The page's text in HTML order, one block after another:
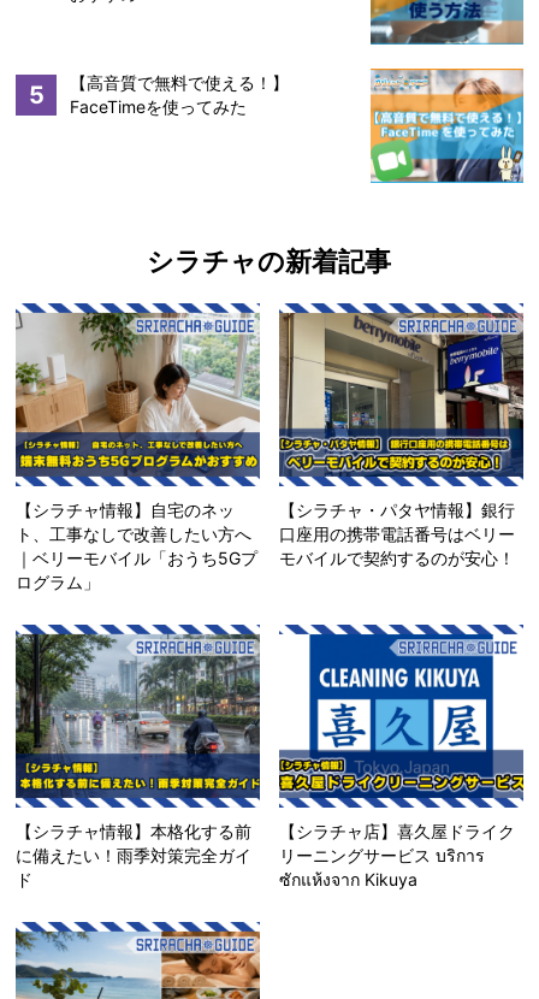
5
【高音質で無料で使える！】
FaceTimeを使ってみた
シラチャの新着記事
【シラチャ情報】自宅のネッ
ト、工事なしで改善したい方へ
｜ベリーモバイル「おうち5Gプ
ログラム」
【シラチャ・パタヤ情報】銀行
口座用の携帯電話番号はベリー
モバイルで契約するのが安心！
【シラチャ情報】本格化する前
に備えたい！雨季対策完全ガイ
ド
【シラチャ店】喜久屋ドライク
リーニングサービス บริการ
ซักแห้งจาก Kikuya